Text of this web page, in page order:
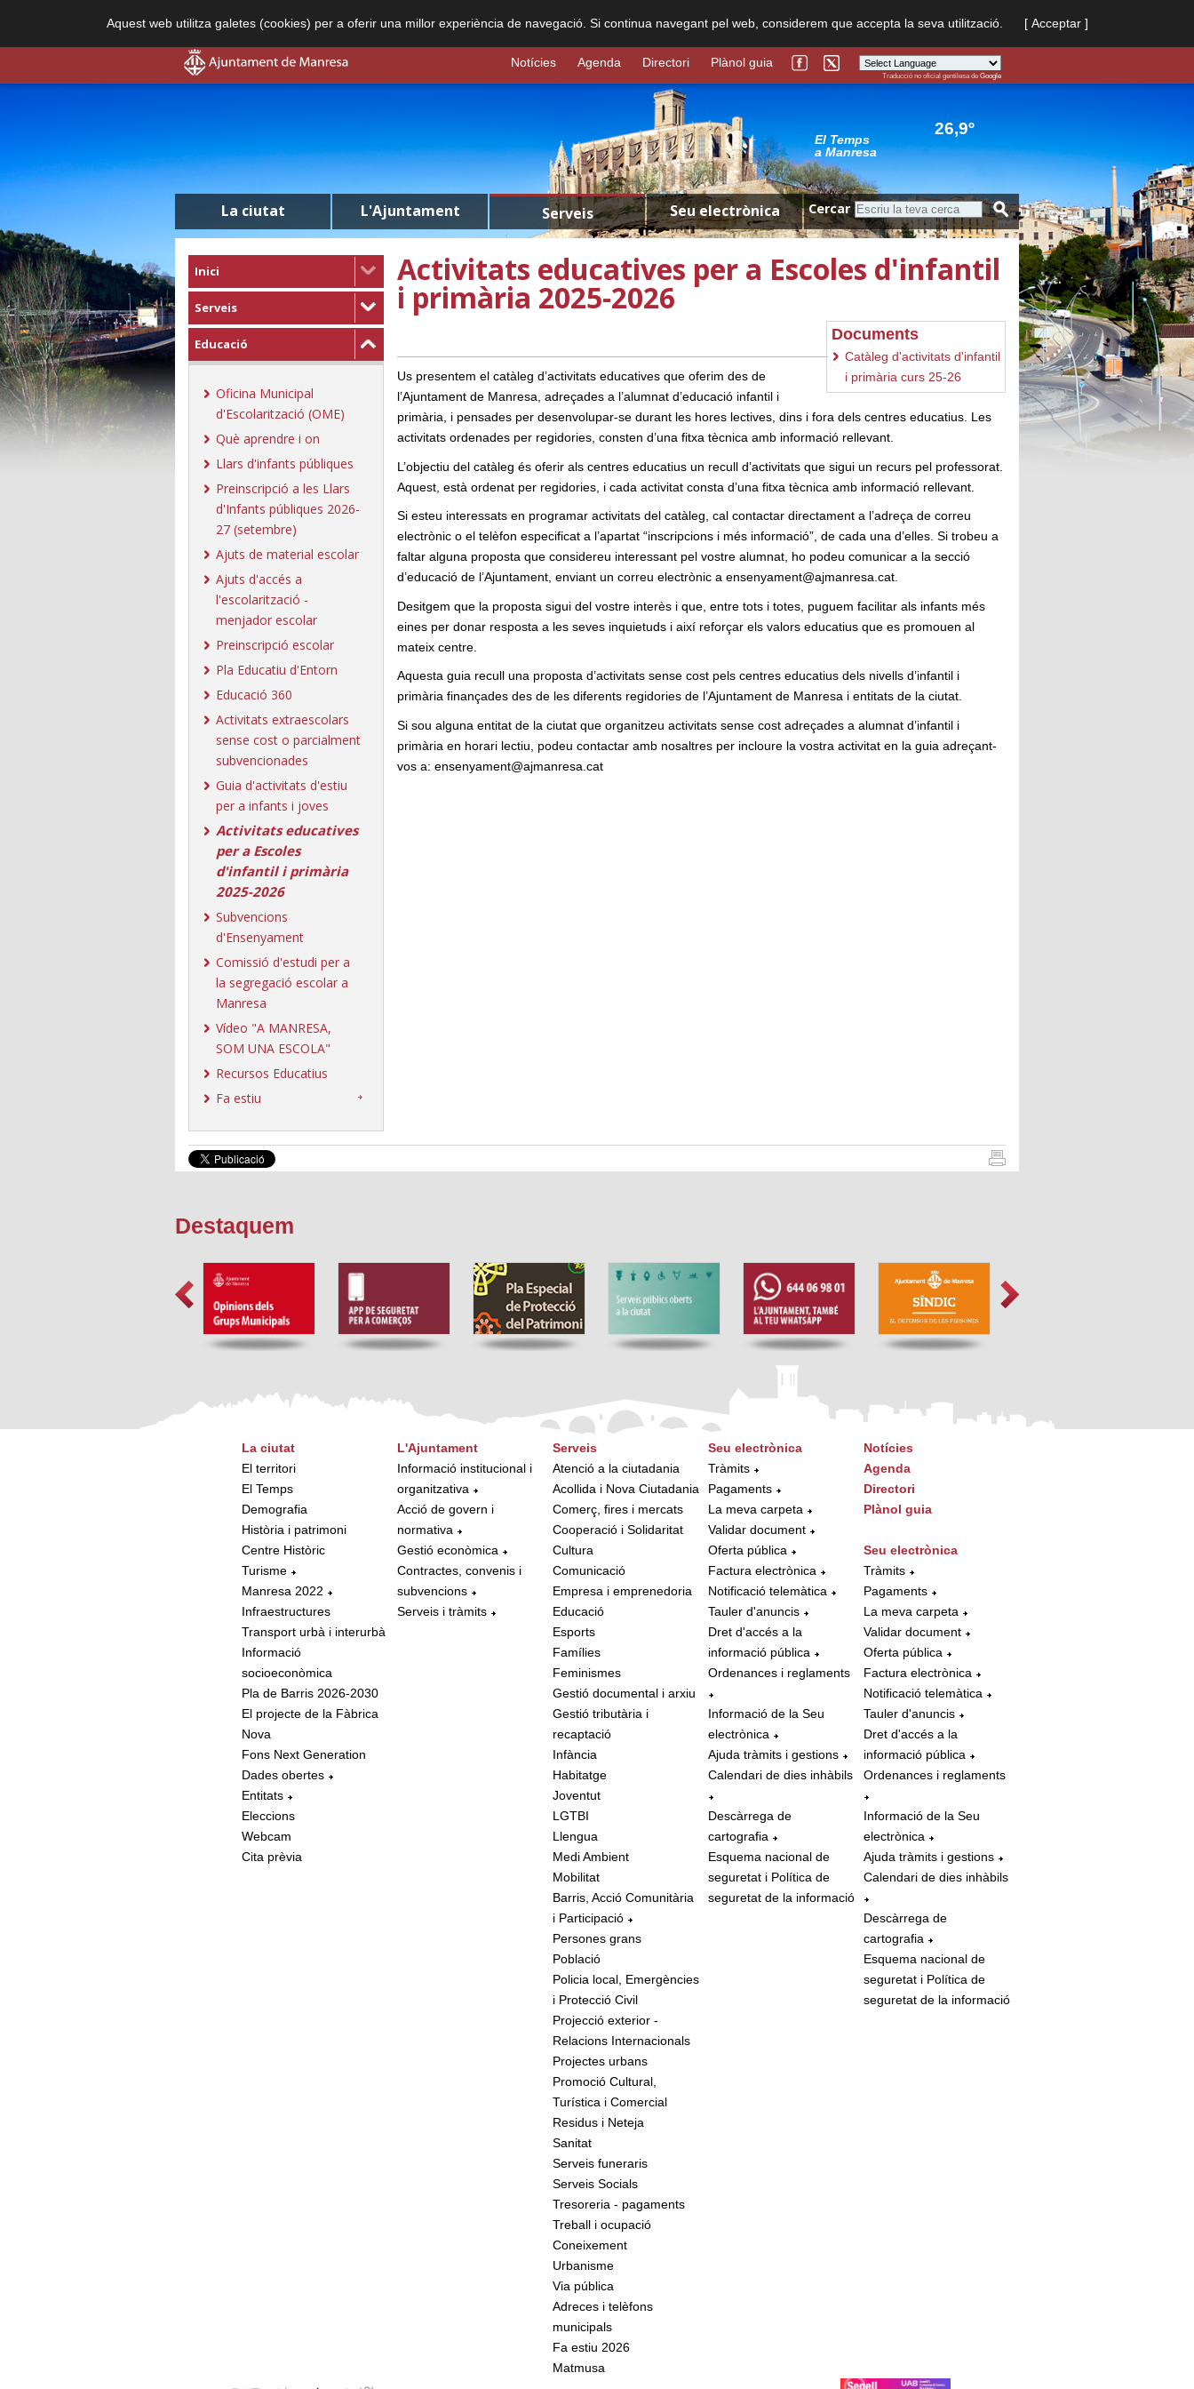
Aquest web utilitza galetes (cookies) per a oferir una millor experiència de navegació. Si continua navegant pel web, considerem que accepta la seva utilització. [ Acceptar ]
Powered by
Traducció no oficial gentilesa de Google
Notícies Agenda Directori Plànol guia
El Temps
a Manresa
26,9º
La ciutat L'Ajuntament Serveis Seu electrònica Cercar
Inici
Serveis
Educació
Oficina Municipal
d'Escolarització (OME)
Què aprendre i on
Llars d'infants públiques
Preinscripció a les Llars
d'Infants públiques 2026-
27 (setembre)
Ajuts de material escolar
Ajuts d'accés a
l'escolarització -
menjador escolar
Preinscripció escolar
Pla Educatiu d'Entorn
Educació 360
Activitats extraescolars
sense cost o parcialment
subvencionades
Guia d'activitats d'estiu
per a infants i joves
Activitats educatives
per a Escoles
d'infantil i primària
2025-2026
Subvencions
d'Ensenyament
Comissió d'estudi per a
la segregació escolar a
Manresa
Vídeo "A MANRESA,
SOM UNA ESCOLA"
Recursos Educatius
Fa estiu
Activitats educatives per a Escoles d'infantil
i primària 2025-2026
Documents
Catàleg d'activitats d'infantil
i primària curs 25-26
Us presentem el catàleg d’activitats educatives que oferim des de
l’Ajuntament de Manresa, adreçades a l’alumnat d’educació infantil i
primària, i pensades per desenvolupar-se durant les hores lectives, dins i fora dels centres educatius. Les
activitats ordenades per regidories, consten d’una fitxa tècnica amb informació rellevant.
L’objectiu del catàleg és oferir als centres educatius un recull d’activitats que sigui un recurs pel professorat.
Aquest, està ordenat per regidories, i cada activitat consta d’una fitxa tècnica amb informació rellevant.
Si esteu interessats en programar activitats del catàleg, cal contactar directament a l’adreça de correu
electrònic o el telèfon especificat a l’apartat “inscripcions i més informació”, de cada una d’elles. Si trobeu a
faltar alguna proposta que considereu interessant pel vostre alumnat, ho podeu comunicar a la secció
d’educació de l’Ajuntament, enviant un correu electrònic a ensenyament@ajmanresa.cat.
Desitgem que la proposta sigui del vostre interès i que, entre tots i totes, puguem facilitar als infants més
eines per donar resposta a les seves inquietuds i així reforçar els valors educatius que es promouen al
mateix centre.
Aquesta guia recull una proposta d’activitats sense cost pels centres educatius dels nivells d’infantil i
primària finançades des de les diferents regidories de l’Ajuntament de Manresa i entitats de la ciutat.
Si sou alguna entitat de la ciutat que organitzeu activitats sense cost adreçades a alumnat d’infantil i
primària en horari lectiu, podeu contactar amb nosaltres per incloure la vostra activitat en la guia adreçant-
vos a: ensenyament@ajmanresa.cat
Destaquem
La ciutat
El territori
El Temps
Demografia
Història i patrimoni
Centre Històric
Turisme
Manresa 2022
Infraestructures
Transport urbà i interurbà
Informació
socioeconòmica
Pla de Barris 2026-2030
El projecte de la Fàbrica
Nova
Fons Next Generation
Dades obertes
Entitats
Eleccions
Webcam
Cita prèvia
L'Ajuntament
Informació institucional i
organitzativa
Acció de govern i
normativa
Gestió econòmica
Contractes, convenis i
subvencions
Serveis i tràmits
Serveis
Atenció a la ciutadania
Acollida i Nova Ciutadania
Comerç, fires i mercats
Cooperació i Solidaritat
Cultura
Comunicació
Empresa i emprenedoria
Educació
Esports
Famílies
Feminismes
Gestió documental i arxiu
Gestió tributària i
recaptació
Infància
Habitatge
Joventut
LGTBI
Llengua
Medi Ambient
Mobilitat
Barris, Acció Comunitària
i Participació
Persones grans
Població
Policia local, Emergències
i Protecció Civil
Projecció exterior -
Relacions Internacionals
Projectes urbans
Promoció Cultural,
Turística i Comercial
Residus i Neteja
Sanitat
Serveis funeraris
Serveis Socials
Tresoreria - pagaments
Treball i ocupació
Coneixement
Urbanisme
Via pública
Adreces i telèfons
municipals
Fa estiu 2026
Matmusa
Seu electrònica
Tràmits
Pagaments
La meva carpeta
Validar document
Oferta pública
Factura electrònica
Notificació telemàtica
Tauler d'anuncis
Dret d'accés a la
informació pública
Ordenances i reglaments
Informació de la Seu
electrònica
Ajuda tràmits i gestions
Calendari de dies inhàbils
Descàrrega de
cartografia
Esquema nacional de
seguretat i Política de
seguretat de la informació
Notícies
Agenda
Directori
Plànol guia
Seu electrònica
Tràmits
Pagaments
La meva carpeta
Validar document
Oferta pública
Factura electrònica
Notificació telemàtica
Tauler d'anuncis
Dret d'accés a la
informació pública
Ordenances i reglaments
Informació de la Seu
electrònica
Ajuda tràmits i gestions
Calendari de dies inhàbils
Descàrrega de
cartografia
Esquema nacional de
seguretat i Política de
seguretat de la informació